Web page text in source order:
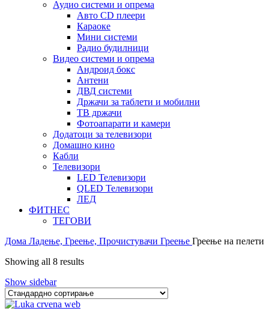
Аудио системи и опрема
Авто CD плеери
Караоке
Мини системи
Радио будилници
Видео системи и опрема
Андроид бокс
Антени
ДВД системи
Држачи за таблети и мобилни
ТВ држачи
Фотоапарати и камери
Додатоци за телевизори
Домашно кино
Кабли
Телевизори
LED Телевизори
QLED Телевизори
ЛЕД
ФИТНЕС
ТЕГОВИ
Дома Ладење, Греење, Прочистувачи Греење Греење на пелети
Showing all 8 results
Show sidebar